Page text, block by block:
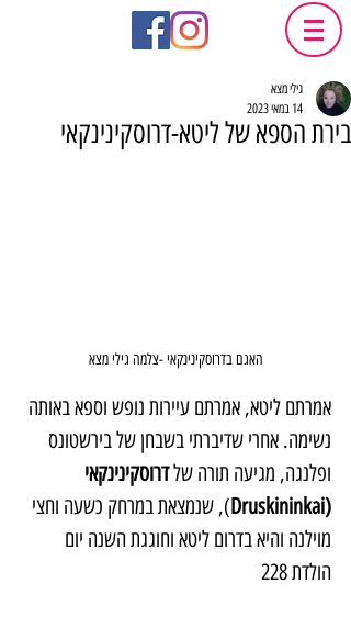
בירת הספא של ליטא-דרוסקינינקאי
גילי מצא
14 במאי 2023
האגם בדרוסקינינקאי -צלמה גילי מצא
אמרתם ליטא, אמרתם עיירות נופש וספא באותה
נשימה. אחרי שדיברתי בשבחן של בירשטונס
ופלנגה, מגיעה תורה של דרוסקינינקאי
(Druskininkai
), שנמצאת במרחק כשעה וחצי
מוילנה והיא בדרום ליטא וחוגגת השנה יום
הולדת 228